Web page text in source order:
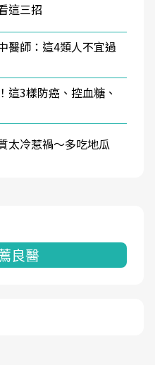
這三招
醫師：這4類人不宜過
這3樣防癌、控血糖、
太冷惹禍〜多吃地瓜
良醫